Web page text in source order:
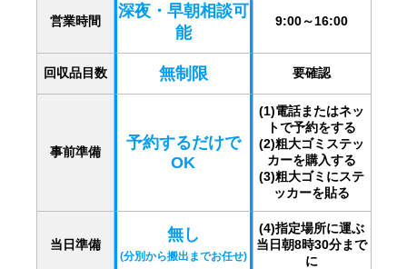
営業時間
深夜・早朝相談可
能
9:00～16:00
回収品目数 無制限 要確認
事前準備
予約するだけで
OK
(1)電話またはネッ
トで予約をする
(2)粗大ゴミステッ
カーを購入する
(3)粗大ゴミにステ
ッカーを貼る
当日準備
無し
(分別から搬出までお任せ)
(4)指定場所に運ぶ
当日朝8時30分まで
に